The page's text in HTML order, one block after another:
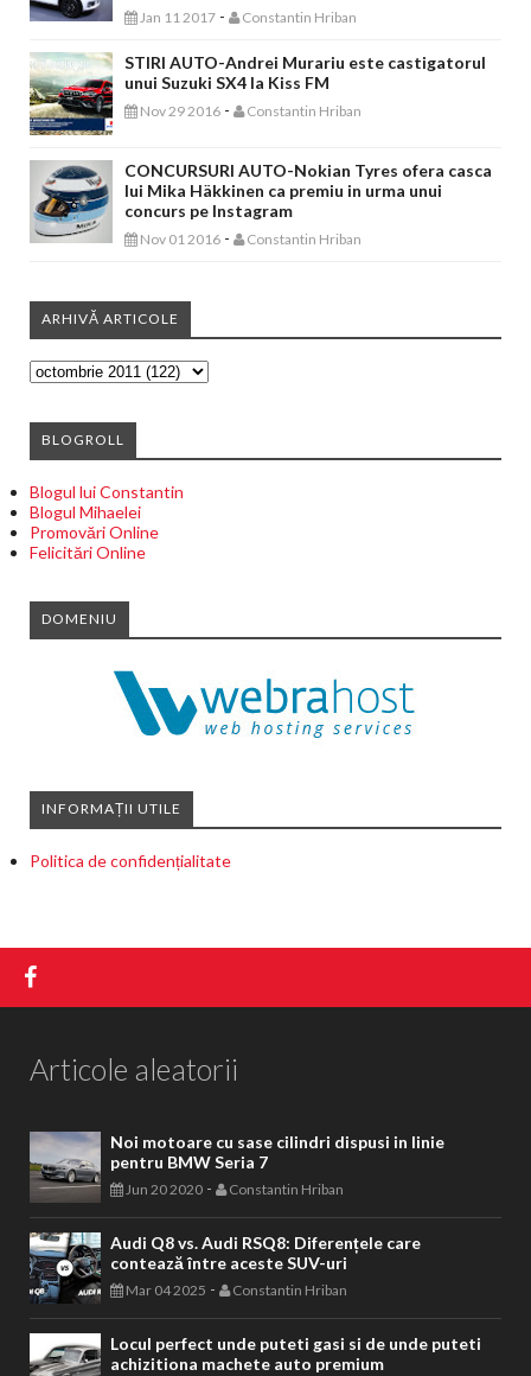
Jan 11 2017 - Constantin Hriban
STIRI AUTO-Andrei Murariu este castigatorul
unui Suzuki SX4 la Kiss FM
Nov 29 2016 - Constantin Hriban
CONCURSURI AUTO-Nokian Tyres ofera casca
lui Mika Häkkinen ca premiu in urma unui
concurs pe Instagram
Nov 01 2016 - Constantin Hriban
ARHIVĂ ARTICOLE
BLOGROLL
Blogul lui Constantin
Blogul Mihaelei
Promovări Online
Felicitări Online
DOMENIU
INFORMAȚII UTILE
Politica de confidențialitate
Articole aleatorii
Noi motoare cu sase cilindri dispusi in linie
pentru BMW Seria 7
Jun 20 2020 - Constantin Hriban
Audi Q8 vs. Audi RSQ8: Diferențele care
contează între aceste SUV-uri
Mar 04 2025 - Constantin Hriban
Locul perfect unde puteti gasi si de unde puteti
achizitiona machete auto premium